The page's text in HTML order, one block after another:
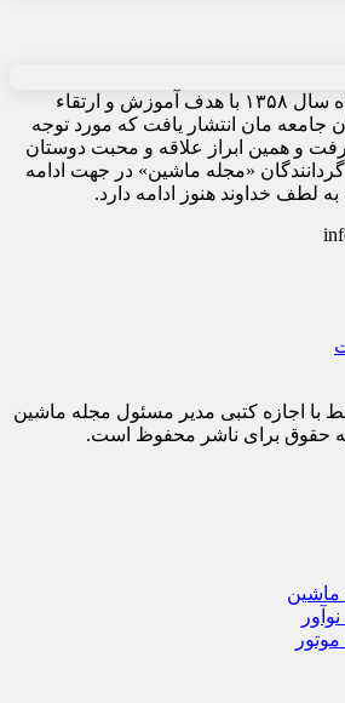
«مجله ماشین» از مهرماه سال ۱۳۵۸ با هدف آموزش و ارتقاء
مان انتشار یافت که مورد توجه
و همین ابراز علاقه و محبت دوستان
«مجله ماشین» در جهت ادامه
لطف خداوند هنوز ادامه دارد.
با اجازه کتبی مدیر مسئول مجله ماشین
حقوق برای ناشر محفوظ است.
ماشین